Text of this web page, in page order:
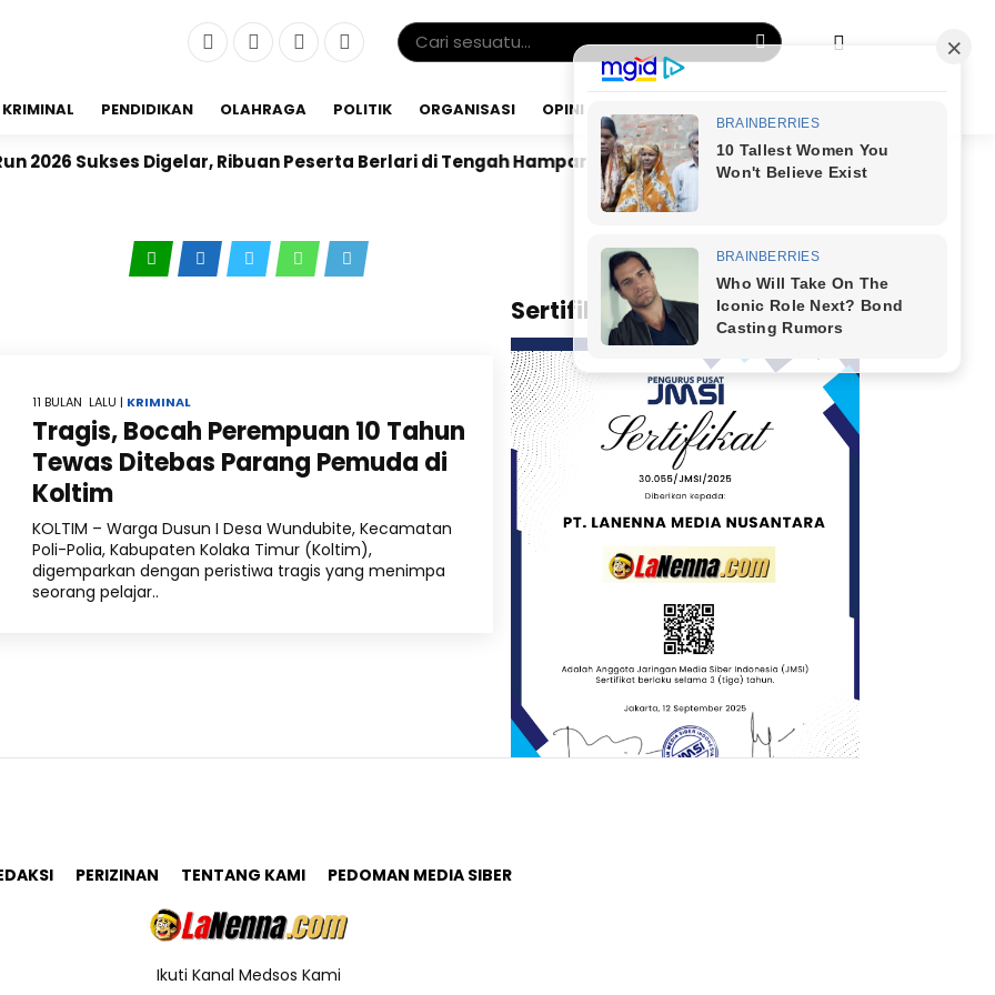
KRIMINAL PENDIDIKAN OLAHRAGA POLITIK ORGANISASI OPINI
Sukses Digelar, Ribuan Peserta Berlari di Tengah Hamparan Sawah Dr. Bunyamin Yapid di Kairo: Tak
11 BULAN LALU | KRIMINAL
Tragis, Bocah Perempuan 10 Tahun
Tewas Ditebas Parang Pemuda di
Koltim
KOLTIM – Warga Dusun I Desa Wundubite, Kecamatan
Poli-Polia, Kabupaten Kolaka Timur (Koltim),
digemparkan dengan peristiwa tragis yang menimpa
seorang pelajar..
Sertifikat JMSI
x
PERIZINAN TENTANG KAMI PEDOMAN MEDIA SIBER
Ikuti Kanal Medsos Kami